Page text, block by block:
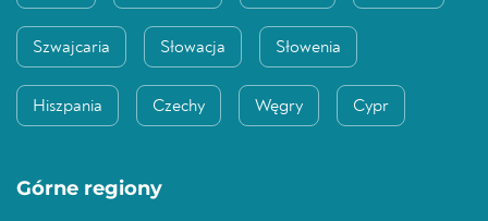
Szwajcaria Słowacja Słowenia
Hiszpania Czechy Węgry Cypr
Górne regiony